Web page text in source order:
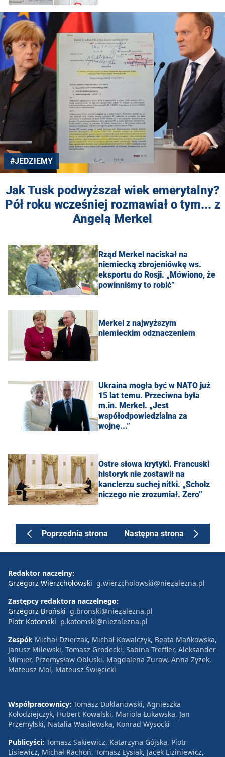
#JEDZIEMY
Jak Tusk podwyższał wiek emerytalny?
Pół roku wcześniej rozmawiał o tym... z
Angelą Merkel
Rząd Merkel naciskał na
niemiecką zbrojeniówkę ws.
eksportu do Rosji. „Mówiono, że
powinniśmy to robić”
Merkel z najwyższym
niemieckim odznaczeniem
Ukraina mogła być w NATO już
15 lat temu. Przeciwna była
m.in. Merkel. „Jest
współodpowiedzialna za
wojnę...”
Ostre słowa krytyki. Francuski
historyk nie zostawił na
kanclerzu suchej nitki. „Scholz
niczego nie zrozumiał. Zero”
Poprzednia strona Następna strona
Redaktor naczelny:
Grzegorz Wierzchołowski g.wierzcholowski@niezalezna.pl
Zastępcy redaktora naczelnego:
Grzegorz Broński g.bronski@niezalezna.pl
Piotr Kotomski p.kotomski@niezalezna.pl
Zespół: Michał Dzierżak, Michał Kowalczyk, Beata Mańkowska,
Janusz Milewski, Tomasz Grodecki, Sabina Treffler, Aleksander
Mimier, Przemysław Obłuski, Magdalena Żuraw, Anna Zyzek,
Mateusz Mol, Mateusz Święcicki
Współpracownicy: Tomasz Duklanowski, Agnieszka
Kołodziejczyk, Hubert Kowalski, Mariola Łukawska, Jan
Przemyłski, Natalia Wasilewska, Konrad Wysocki
Publicyści: Tomasz Sakiewicz, Katarzyna Gójska, Piotr
Lisiewicz, Michał Rachoń, Tomasz Łysiak, Jacek Liziniewicz,